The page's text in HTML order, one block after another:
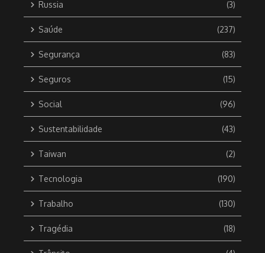
Russia (3)
Saúde (237)
Segurança (83)
Seguros (15)
Social (96)
Sustentabilidade (43)
Taiwan (2)
Tecnologia (190)
Trabalho (130)
Tragédia (18)